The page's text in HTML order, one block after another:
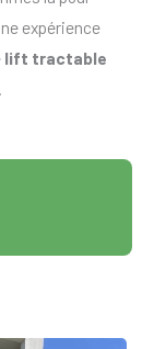
expérience
lift tractable
.